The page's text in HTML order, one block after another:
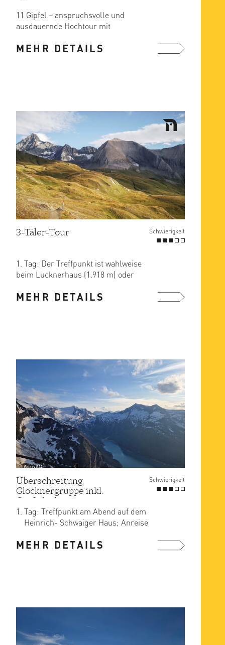
11 Gipfel – anspruchsvolle und
ausdauernde Hochtour mit
genügen, um ...
MEHR DETAILS
3-Täler-Tour Schwierigkeit
1. Tag: Der Treffpunkt ist wahlweise
beim Lucknerhaus (1.918 m) oder
MEHR DETAILS
Überschreitung
Glocknergruppe inkl.
Großglockner
Schwierigkeit
Tag: Treffpunkt am Abend auf dem
Heinrich- Schwaiger Haus; Anreise
MEHR DETAILS